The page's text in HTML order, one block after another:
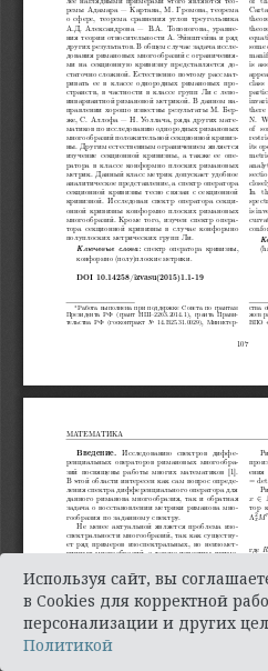
Используя сайт, вы
в Cookies для корректной
персонализации и других
Политикой